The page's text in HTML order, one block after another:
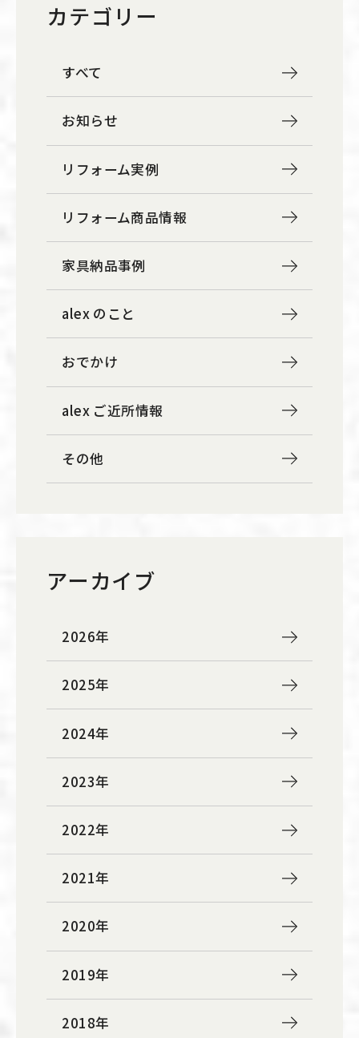
カテゴリー
すべて
お知らせ
リフォーム実例
リフォーム商品情報
家具納品事例
alex のこと
おでかけ
alex ご近所情報
その他
アーカイブ
2026年
2025年
2024年
2023年
2022年
2021年
2020年
2019年
2018年